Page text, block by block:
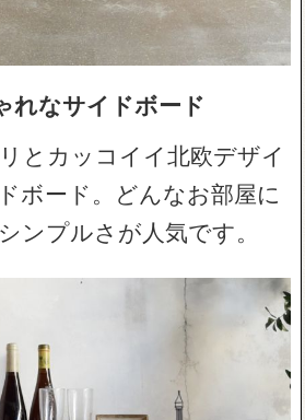
れなサイドボード
とカッコイイ北欧デザイ
ボード。どんなお部屋に
ンプルさが人気です。